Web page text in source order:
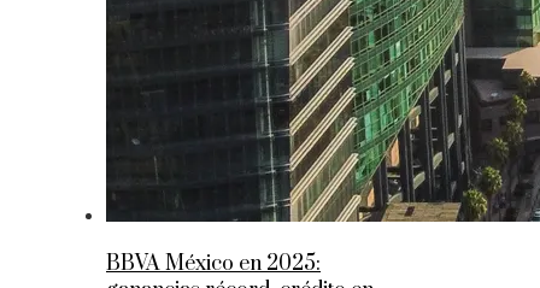
BBVA México en 2025: